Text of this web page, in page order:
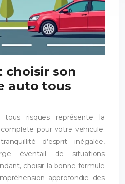
choisir son
auto tous
tous risques représente la
pour votre véhicule.
d’esprit inégalée,
éventail de situations
choisir la bonne formule
approfondie des